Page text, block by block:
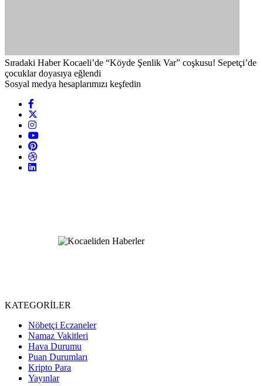
Sıradaki Haber Kocaeli’de “Köyde Şenlik Var” coşkusu! Sepetçi’de
çocuklar doyasıya eğlendi
Sosyal medya hesaplarımızı keşfedin
KATEGORİLER
Nöbetçi Eczaneler
Namaz Vakitleri
Hava Durumu
Puan Durumları
Kripto Para
Yayınlar